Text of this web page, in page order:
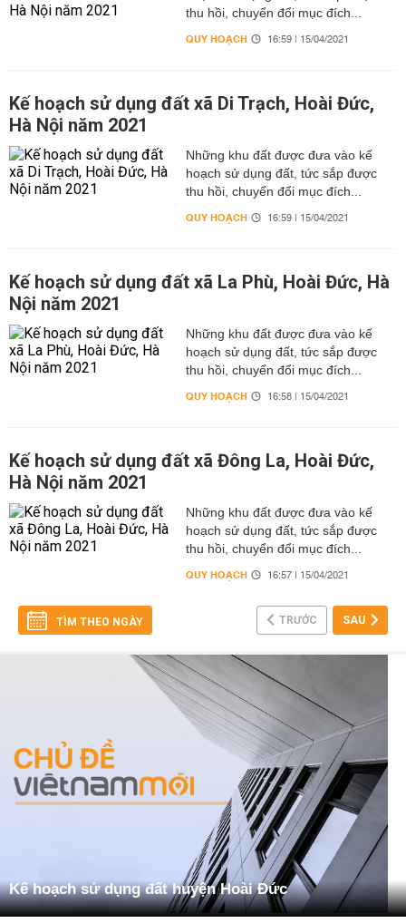
thu hồi, chuyển đổi mục đích...
QUY HOẠCH 16:59 | 15/04/2021
Kế hoạch sử dụng đất xã Di Trạch, Hoài Đức,
Hà Nội năm 2021
Những khu đất được đưa vào kế
hoạch sử dụng đất, tức sắp được
thu hồi, chuyển đổi mục đích...
QUY HOẠCH 16:59 | 15/04/2021
Kế hoạch sử dụng đất xã La Phù, Hoài Đức, Hà
Nội năm 2021
Những khu đất được đưa vào kế
hoạch sử dụng đất, tức sắp được
thu hồi, chuyển đổi mục đích...
QUY HOẠCH 16:58 | 15/04/2021
Kế hoạch sử dụng đất xã Đông La, Hoài Đức,
Hà Nội năm 2021
Những khu đất được đưa vào kế
hoạch sử dụng đất, tức sắp được
thu hồi, chuyển đổi mục đích...
QUY HOẠCH 16:57 | 15/04/2021
TÌM THEO NGÀY TRƯỚC SAU
Kế hoạch sử dụng đất huyện Hoài Đức